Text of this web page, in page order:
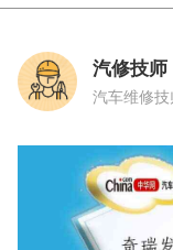
汽修技师
汽车维修技